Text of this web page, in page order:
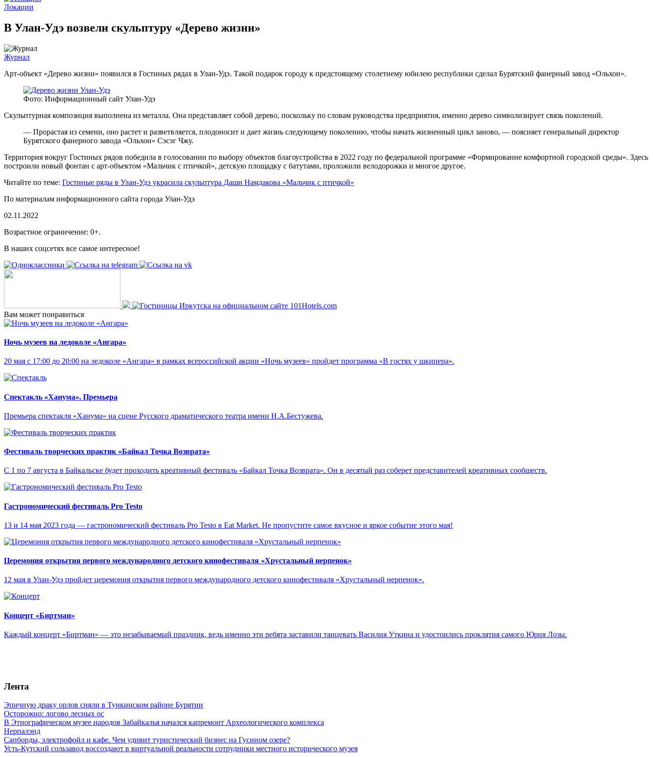
Локации
В Улан-Удэ возвели скульптуру «Дерево жизни»
Журнал
Арт-объект «Дерево жизни» появился в Гостиных рядах в Улан-Удэ. Такой подарок городу к предстоящему столетнему юбилею республики сделал Бурятский фанерный завод «Ольхон».
Фото: Информационный сайт Улан-Удэ
Скульптурная композиция выполнена из металла. Она представляет собой дерево, поскольку по словам руководства предприятия, именно дерево символизирует связь поколений.
— Прорастая из семени, оно растет и разветвляется, плодоносит и дает жизнь следующему поколению, чтобы начать жизненный цикл заново, — поясняет генеральный директор
Бурятского фанерного завода «Ольхон» Сэсэг Чжу.
Территория вокруг Гостиных рядов победила в голосовании по выбору объектов благоустройства в 2022 году по федеральной программе «Формирование комфортной городской среды». Здесь
построили новый фонтан с арт-объектом «Мальчик с птичкой», детскую площадку с батутами, проложили велодорожки и многое другое.
Читайте по теме: Гостиные ряды в Улан-Удэ украсила скульптура Даши Намдакова «Мальчик с птичкой»
По материалам информационного сайта города Улан-Удэ
02.11.2022
Возрастное ограничение: 0+.
В наших соцсетях все самое интересное!
Вам может понравиться
Ночь музеев на ледоколе «Ангара»
20 мая с 17:00 до 20:00 на ледоколе «Ангара» в рамках всероссийской акции «Ночь музеев» пройдет программа «В гостях у шкипера».
Спектакль «Ханума». Премьера
Премьера спектакля «Ханума» на сцене Русского драматического театра имени Н.А.Бестужева.
Фестиваль творческих практик «Байкал Точка Возврата»
С 1 по 7 августа в Байкальске будет проходить креативный фестиваль «Байкал Точка Возврата». Он в десятый раз соберет представителей креативных сообществ.
Гастрономический фестиваль Pro Testo
13 и 14 мая 2023 года — гастрономический фестиваль Pro Testo в Eat Market. Не пропустите самое вкусное и яркое событие этого мая!
Церемония открытия первого международного детского кинофестиваля «Хрустальный нерпенок»
12 мая в Улан-Удэ пройдет церемония открытия первого международного детского кинофестиваля «Хрустальный нерпенок».
Концерт «Биртман»
Каждый концерт «Биртман» — это незабываемый праздник, ведь именно эти ребята заставили танцевать Василия Уткина и удостоились проклятия самого Юрия Лозы.
Лента
Эпичную драку орлов сняли в Тункинском районе Бурятии
Осторожно: логово лесных ос
В Этнографическом музее народов Забайкалья начался капремонт Археологического комплекса
Нерпалэнд
Сапборды, электрофойл и кафе. Чем удивит туристический бизнес на Гусином озере?
Усть-Кутский сользавод воссоздают в виртуальной реальности сотрудники местного исторического музея